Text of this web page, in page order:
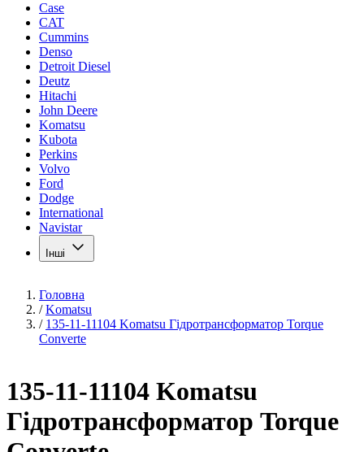
Case
CAT
Cummins
Denso
Detroit Diesel
Deutz
Hitachi
John Deere
Komatsu
Kubota
Perkins
Volvo
Ford
Dodge
International
Navistar
Інші
Головна
/ Komatsu
/ 135-11-11104 Komatsu Гідротрансформатор Torque
Converte
135-11-11104 Komatsu
Гідротрансформатор Torque